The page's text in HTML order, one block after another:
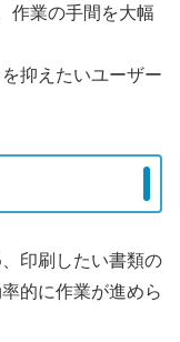
作業の手間を大幅
抑えたいユーザー
印刷したい書類の
的に作業が進めら